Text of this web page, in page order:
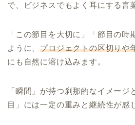
で、ビジネスでもよく耳にする言
「この節目を大切に」「節目の時
ように、プロジェクトの区切りや
にも自然に溶け込みます。
「瞬間」が持つ刹那的なイメージ
目」には一定の重みと継続性が感